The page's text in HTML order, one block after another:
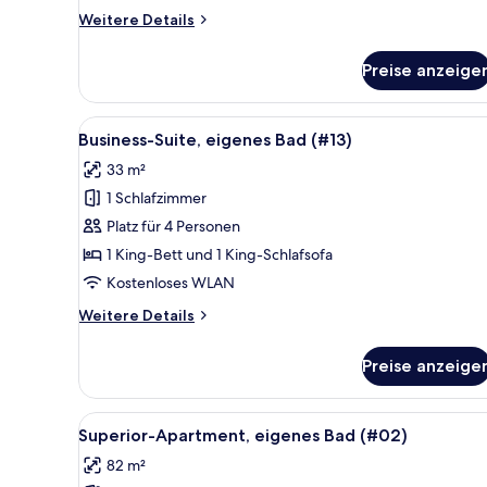
anzeigen
Weitere Details
Weitere
Apartment,
eigenes
Bad
Preise
Alle
Fotos
für
Business-
Suite,
eigenes
Bad
anzeigen
Business-Suite, eigenes Bad
5
Business-Suite, eigenes Bad (#13)
33 m²
1 Schlafzimmer
Platz für 4 Personen
1 King-Bett und 1 King-Schlafsofa
Kostenloses WLAN
Weitere Details
Weitere
Suite,
eigenes
Bad
(#13)
Preise
Alle
Fotos
für
Ein modernes Wohnzimmer
17
Superior-Apartment, eigenes Bad (#02)
82 m²